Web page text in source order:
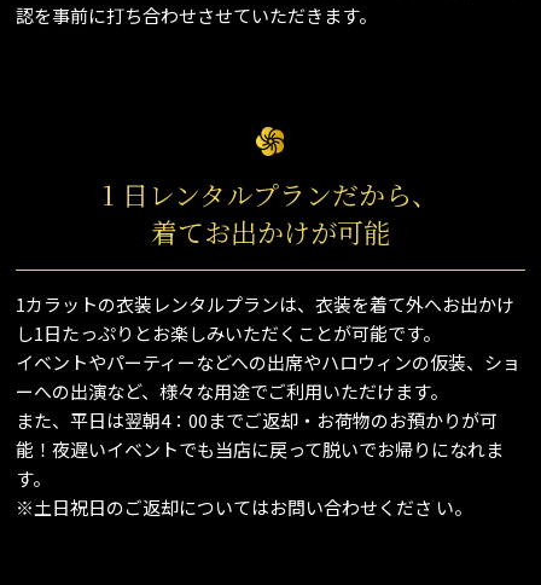
認を事前に打ち合わせさせていただきます。
1 日レンタルプランだから、
着てお出かけが可能
1カラットの衣装レンタルプランは、衣装を着て外へお出かけ
し1日たっぷりとお楽しみいただくことが可能です。
イベントやパーティーなどへの出席やハロウィンの仮装、ショ
ーへの出演など、様々な用途でご利用いただけます。
また、平日は翌朝4：00までご返却・お荷物のお預かりが可
能！夜遅いイベントでも当店に戻って脱いでお帰りになれま
す。
※土日祝日のご返却についてはお問い合わせくださ い。